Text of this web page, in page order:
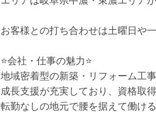
お客様との打ち合わせは土曜日や
⭐️会社・仕事の魅力⭐️
地域密着型の新築・リフォーム工
成長支援が充実しており、資格取
転勤なしの地元で腰を据えて働け